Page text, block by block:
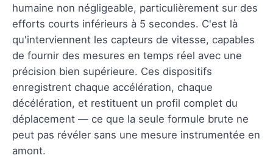
humaine non négligeable, particulièrement sur des
efforts courts inférieurs à 5 secondes. C'est là
qu'interviennent les capteurs de vitesse, capables
de fournir des mesures en temps réel avec une
précision bien supérieure. Ces dispositifs
enregistrent chaque accélération, chaque
décélération, et restituent un profil complet du
déplacement — ce que la seule formule brute ne
peut pas révéler sans une mesure instrumentée en
amont.